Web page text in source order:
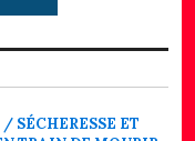
SÉCHERESSE ET